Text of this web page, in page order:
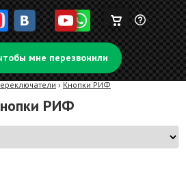
Задать
вопрос
Корзина
пуста
мне перезвонили
› Кнопки РИФ
РИФ